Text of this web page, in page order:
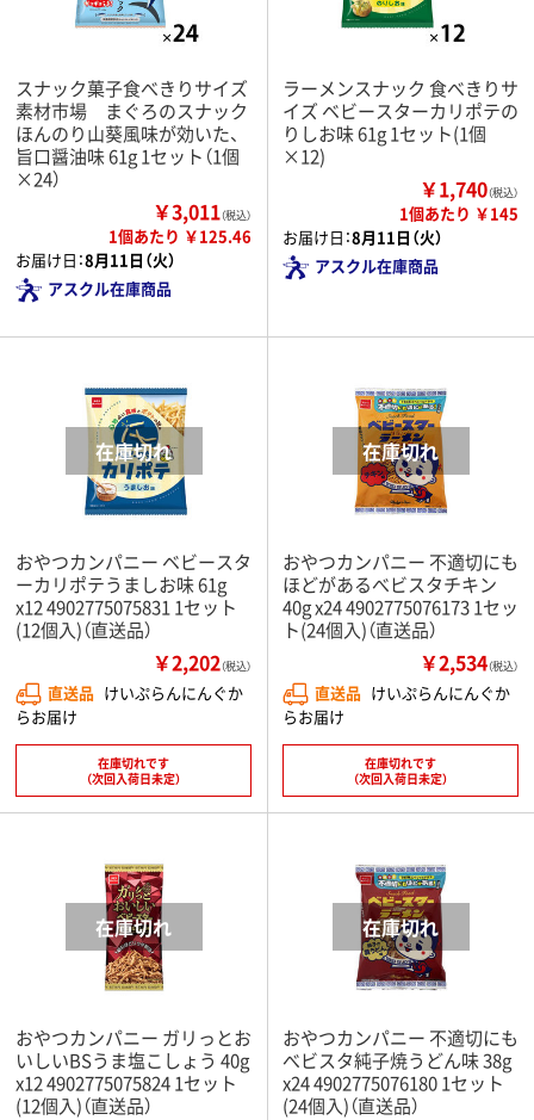
スナック菓子食べきりサイズ
素材市場 まぐろのスナック
ほんのり山葵風味が効いた、
旨口醤油味 61g 1セット（1個
×24）
￥3,011（税込）
1個あたり ￥125.46
お届け日：8月11日（火）
アスクル在庫商品
ラーメンスナック 食べきりサ
イズ ベビースターカリポテの
りしお味 61g 1セット(1個
×12)
￥1,740（税込）
1個あたり ￥145
お届け日：8月11日（火）
アスクル在庫商品
おやつカンパニー ベビースタ
ーカリポテうましお味 61g
x12 4902775075831 1セット
(12個入)（直送品）
￥2,202（税込）
直送品 けいぷらんにんぐか
らお届け
在庫切れです
（次回入荷日未定）
おやつカンパニー 不適切にも
ほどがあるべビスタチキン
40g x24 4902775076173 1セッ
ト(24個入)（直送品）
￥2,534（税込）
直送品 けいぷらんにんぐか
らお届け
在庫切れです
（次回入荷日未定）
おやつカンパニー ガリっとお
いしいBSうま塩こしょう 40g
x12 4902775075824 1セット
(12個入)（直送品）
おやつカンパニー 不適切にも
べビスタ純子焼うどん味 38g
x24 4902775076180 1セット
(24個入)（直送品）